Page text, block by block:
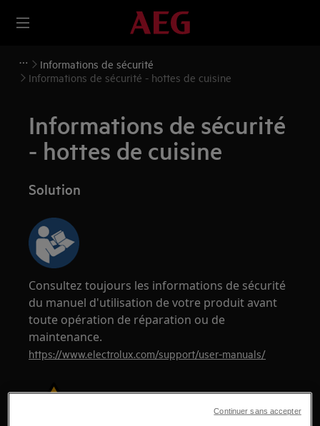
Informations de sécurité
Informations de sécurité - hottes de cuisine
Informations de sécurité
- hottes de cuisine
Solution
Consultez toujours les informations de sécurité
du manuel d'utilisation de votre produit avant
toute opération de réparation ou de
maintenance.
https://www.electrolux.com/support/user-manuals/
Continuer sans accepter